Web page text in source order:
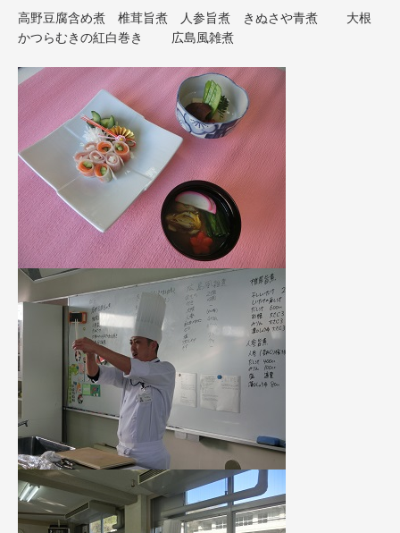
高野豆腐含め煮 椎茸旨煮 人参旨煮 きぬさや青煮 大根
かつらむきの紅白巻き 広島風雑煮